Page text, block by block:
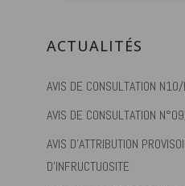
ACTUALITÉS
AVIS DE CONSULTATION
AVIS DE CONSULTATION
AVIS D’ATTRIBUTION
D’INFRUCTUOSITE